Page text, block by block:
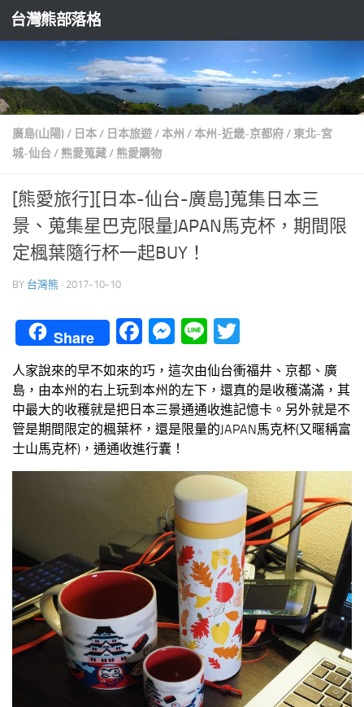
Skip to content
台灣熊部落格
廣島(山陽)/ 日本/ 日本旅遊/本州 /本州-近畿-京都府/ 東北-宮
城-仙台/ 熊愛蒐藏/ 熊愛購物
[熊愛旅行][日本-仙台-廣島]蒐集日本三
景、蒐集星巴克限量JAPAN馬克杯，期間限
定楓葉隨行杯一起BUY！
BY 台灣熊 · 2017-10-10
Share Facebook
Messenger
Line
人家說來的早不如來的巧，這次由仙台衝福井、京都、廣
島，由本州的右上玩到本州的左下，還真的是收穫滿滿，其
中最大的收穫就是把日本三景通通收進記憶卡。另外就是不
管是期間限定的楓葉杯，還是限量的JAPAN馬克杯(又暱稱富
士山馬克杯)，通通收進行囊！